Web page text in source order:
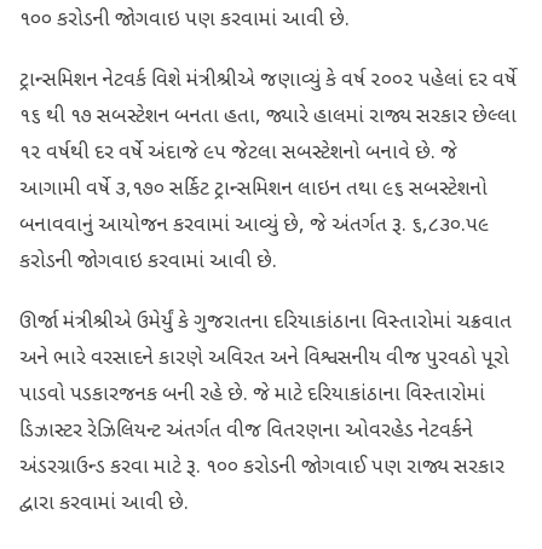
૧૦૦ કરોડની જોગવાઇ પણ કરવામાં આવી છે.
ટ્રાન્સમિશન નેટવર્ક વિશે મંત્રીશ્રીએ જણાવ્યું કે વર્ષ ૨૦૦૨ પહેલાં દર વર્ષે
૧૬ થી ૧૭ સબસ્ટેશન બનતા હતા, જ્યારે હાલમાં રાજ્ય સરકાર છેલ્લા
૧૨ વર્ષથી દર વર્ષે અંદાજે ૯૫ જેટલા સબસ્ટેશનો બનાવે છે. જે
આગામી વર્ષે ૩,૧૭૦ સર્કિટ ટ્રાન્સમિશન લાઇન તથા ૯૬ સબસ્ટેશનો
બનાવવાનું આયોજન કરવામાં આવ્યું છે, જે અંતર્ગત રૂ. ૬,૮૩૦.૫૯
કરોડની જોગવાઇ કરવામાં આવી છે.
ઊર્જા મંત્રીશ્રીએ ઉમેર્યું કે ગુજરાતના દરિયાકાંઠાના વિસ્તારોમાં ચક્રવાત
અને ભારે વરસાદને કારણે અવિરત અને વિશ્વસનીય વીજ પુરવઠો પૂરો
પાડવો પડકારજનક બની રહે છે. જે માટે દરિયાકાંઠાના વિસ્તારોમાં
ડિઝાસ્ટર રેઝિલિયન્ટ અંતર્ગત વીજ વિતરણના ઓવરહેડ નેટવર્કને
અંડરગ્રાઉન્ડ કરવા માટે રૂ. ૧૦૦ કરોડની જોગવાઈ પણ રાજ્ય સરકાર
દ્વારા કરવામાં આવી છે.